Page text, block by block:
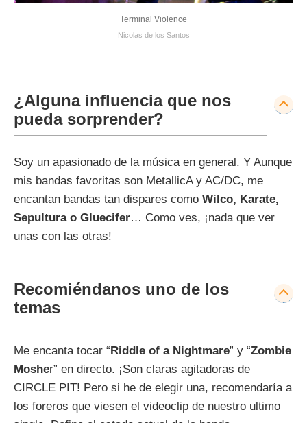
Terminal Violence
Nicolas de los Santos
¿Alguna influencia que nos
pueda sorprender?
Soy un apasionado de la música en general. Y Aunque
mis bandas favoritas son MetallicA y AC/DC, me
encantan bandas tan dispares como Wilco, Karate,
Sepultura o Gluecifer… Como ves, ¡nada que ver
unas con las otras!
Recomiéndanos uno de los
temas
Me encanta tocar “Riddle of a Nightmare” y “Zombie
Mosher” en directo. ¡Son claras agitadoras de
CIRCLE PIT! Pero si he de elegir una, recomendaría a
los foreros que viesen el videoclip de nuestro ultimo